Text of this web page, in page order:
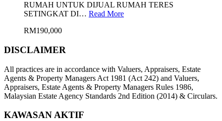
RUMAH UNTUK DIJUAL RUMAH TERES
SETINGKAT DI… Read More
RM190,000
DISCLAIMER
All practices are in accordance with Valuers, Appraisers, Estate
Agents & Property Managers Act 1981 (Act 242) and Valuers,
Appraisers, Estate Agents & Property Managers Rules 1986,
Malaysian Estate Agency Standards 2nd Edition (2014) & Circulars.
KAWASAN AKTIF